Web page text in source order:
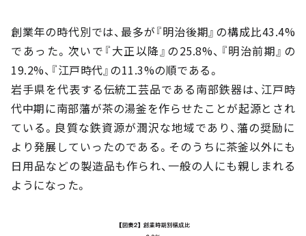
創業年の時代別では、最多が『明治後期』の構成比43.4%
であった。次いで『大正以降』の25.8%、『明治前期』の
19.2%、『江戸時代』の11.3%の順である。
岩手県を代表する伝統工芸品である南部鉄器は、江戸時
代中期に南部藩が茶の湯釜を作らせたことが起源とされ
ている。良質な鉄資源が潤沢な地域であり、藩の奨励に
より発展していったのである。そのうちに茶釜以外にも
日用品などの製造品も作られ、一般の人にも親しまれる
ようになった。